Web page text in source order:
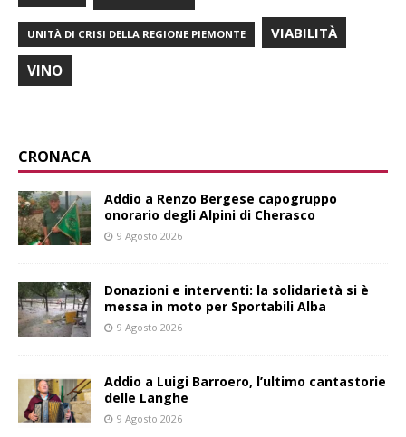
UNITÀ DI CRISI DELLA REGIONE PIEMONTE VIABILITÀ
VINO
CRONACA
Addio a Renzo Bergese capogruppo
onorario degli Alpini di Cherasco
9 Agosto 2026
Donazioni e interventi: la solidarietà si è
messa in moto per Sportabili Alba
9 Agosto 2026
Addio a Luigi Barroero, l’ultimo cantastorie
delle Langhe
9 Agosto 2026